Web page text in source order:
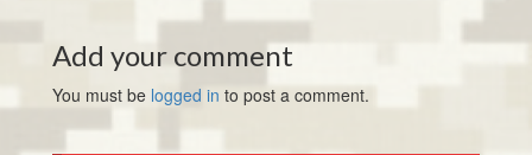
Add your comment
You must be logged in to post a comment.